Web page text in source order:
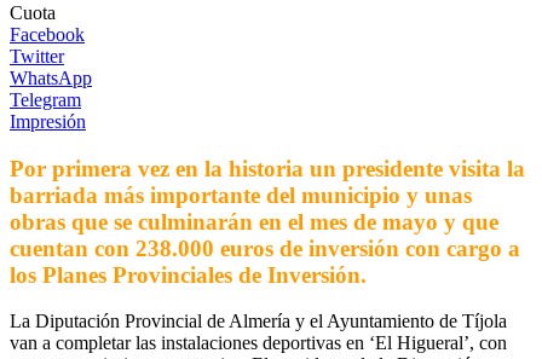
Cuota
Facebook
Twitter
WhatsApp
Telegram
Impresión
Por primera vez en la historia un presidente visita la
barriada más importante del municipio y unas
obras que se culminarán en el mes de mayo y que
cuentan con 238.000 euros de inversión con cargo a
los Planes Provinciales de Inversión.
La Diputación Provincial de Almería y el Ayuntamiento de Tíjola
van a completar las instalaciones deportivas en ‘El Higueral’, con